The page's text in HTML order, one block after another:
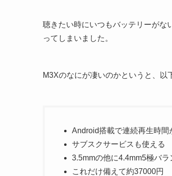
聴きたい時にいつもバッテリーがな
ってしまいました。
M3Xのなにが凄いのかというと、以
Android搭載で連続再生時間
サブスクサービスも使える
3.5mmの他に4.4mm5極バ
これだけ備えて約37000円